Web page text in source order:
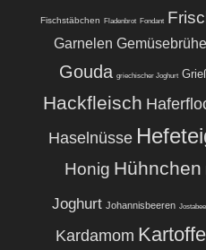
Fischstäbchen Fladenbrot Fondant
Garnelen Gemüsebrühe
Gouda griechischer Joghurt
Hackfleisch
Haselnüsse
Honig Hühnchen
Joghurt Johannisbeeren
Kardamom